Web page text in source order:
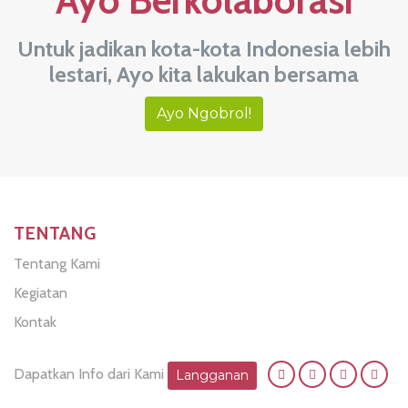
Untuk jadikan kota-kota Indonesia lebih
lestari, Ayo kita lakukan bersama
Ayo Ngobrol!
TENTANG
Tentang Kami
Kegiatan
Kontak
Dapatkan Info dari Kami Langganan